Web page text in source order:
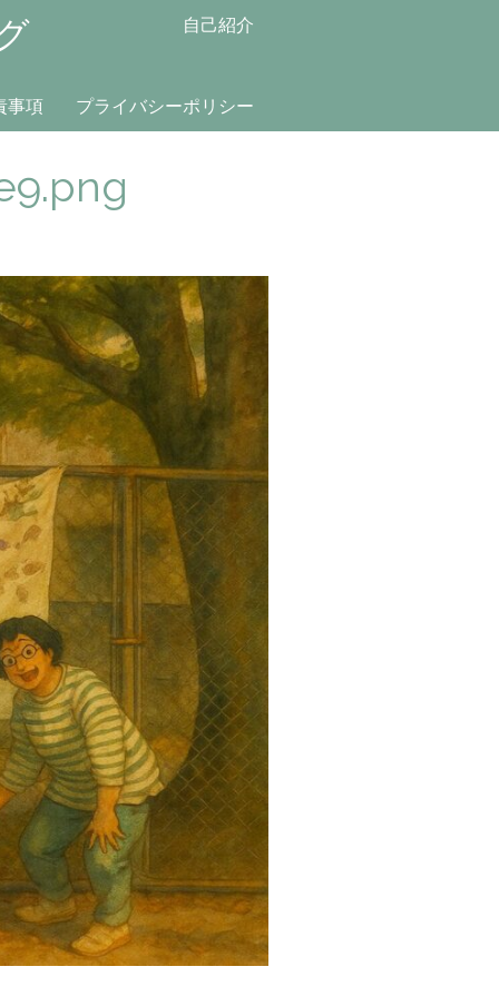
自己紹介
事項 プライバシーポリシー